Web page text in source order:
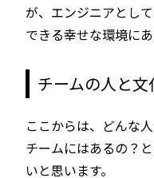
が、エンジニアとし
できる幸せな環境にあ
チームの人と文
ここからは、どんな
チームにはあるの？
いと思います。